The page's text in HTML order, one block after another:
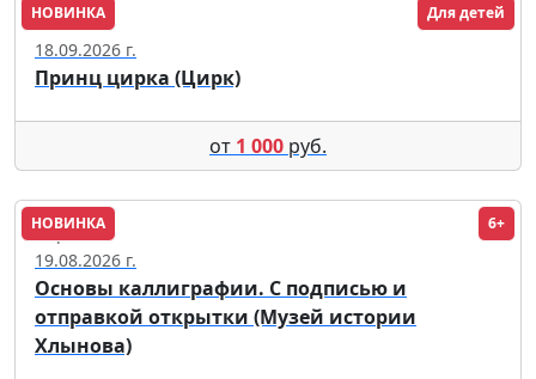
НОВИНКА Для детей
Казань
18.09.2026 г.
Принц цирка (Цирк)
от 1 000 руб.
НОВИНКА 6+
Киров
19.08.2026 г.
Основы каллиграфии. С подписью и
отправкой открытки (Музей истории
Хлынова)